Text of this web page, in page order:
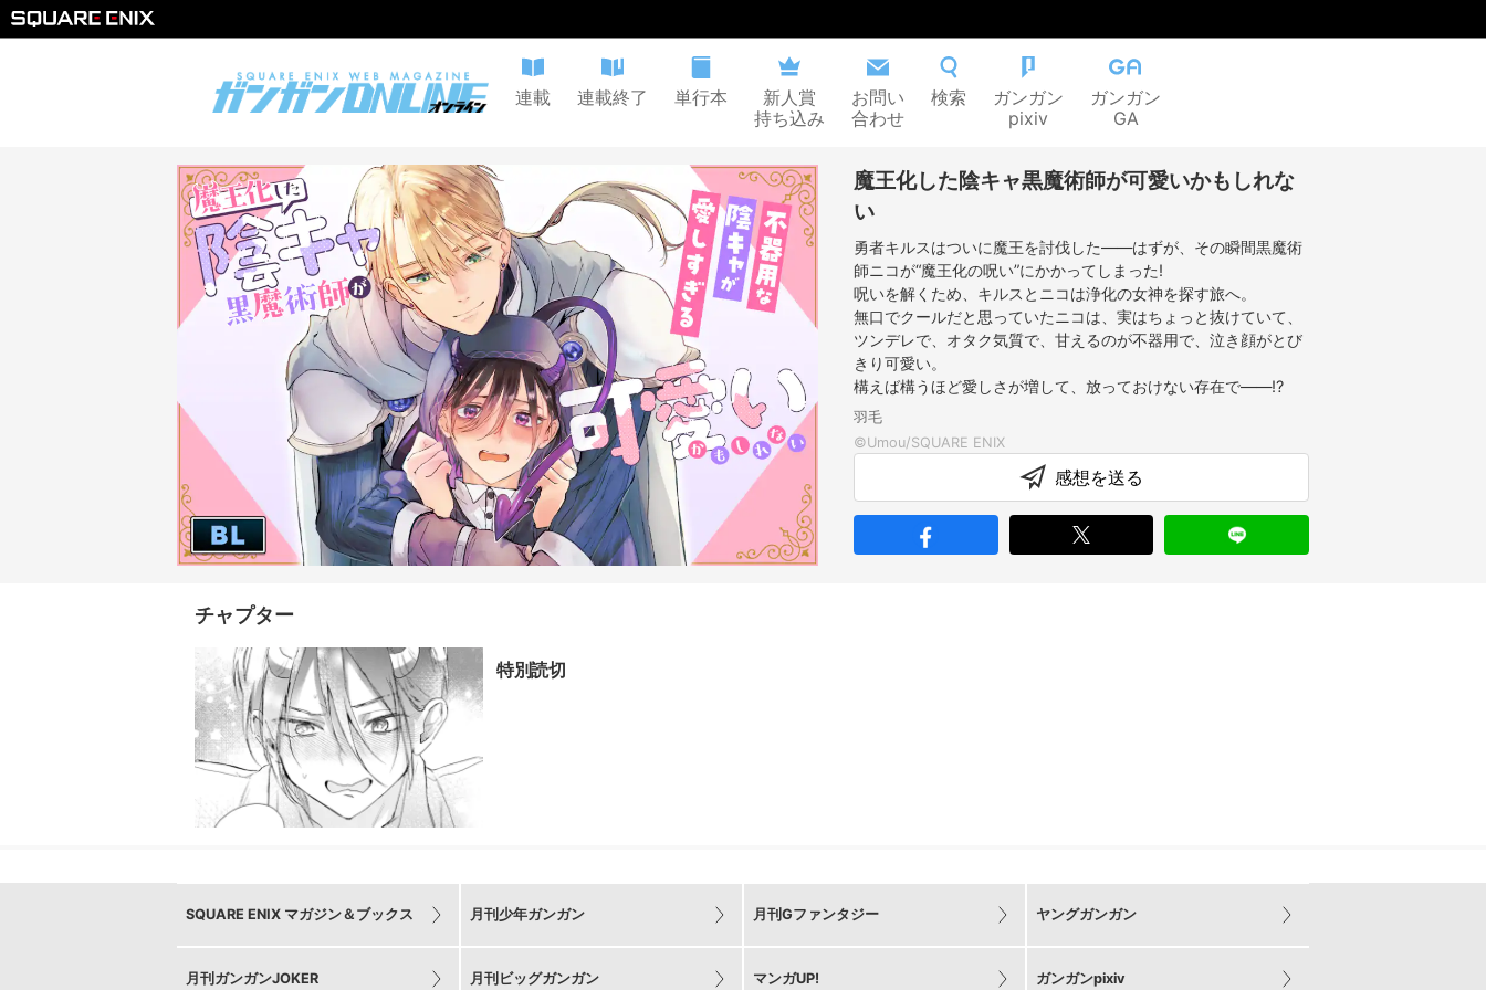
連載 連載終了 単行本
新人賞
持ち込み
お問い
合わせ
検索
ガンガン
pixiv
ガンガン
GA
魔王化した陰キャ黒魔術師が可愛いかもしれな
い
勇者キルスはついに魔王を討伐した――はずが、その瞬間黒魔術
師ニコが“魔王化の呪い”にかかってしまった!
呪いを解くため、キルスとニコは浄化の女神を探す旅へ。
無口でクールだと思っていたニコは、実はちょっと抜けていて、
ツンデレで、オタク気質で、甘えるのが不器用で、泣き顔がとび
きり可愛い。
構えば構うほど愛しさが増して、放っておけない存在で――!?
羽毛
感想を送る
チャプター
特別読切
SQUARE ENIX マガジン＆ブックス 月刊少年ガンガン 月刊Gファンタジー ヤングガンガン
月刊ガンガンJOKER 月刊ビッグガンガン マンガUP! ガンガンpixiv